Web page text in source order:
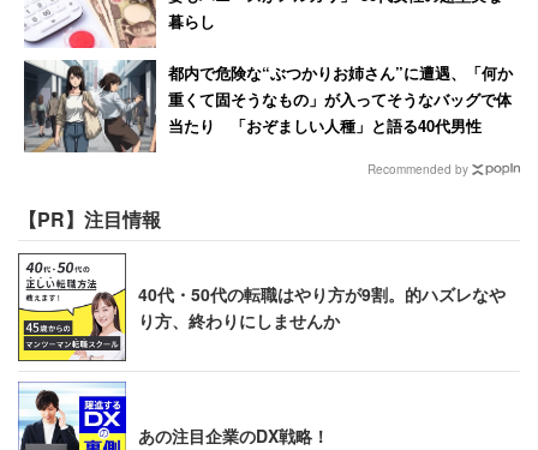
暮らし
都内で危険な“ぶつかりお姉さん”に遭遇、「何か
重くて固そうなもの」が入ってそうなバッグで体
当たり 「おぞましい人種」と語る40代男性
Recommended by
【PR】注目情報
40代・50代の転職はやり方が9割。的ハズレなや
り方、終わりにしませんか
あの注目企業のDX戦略！